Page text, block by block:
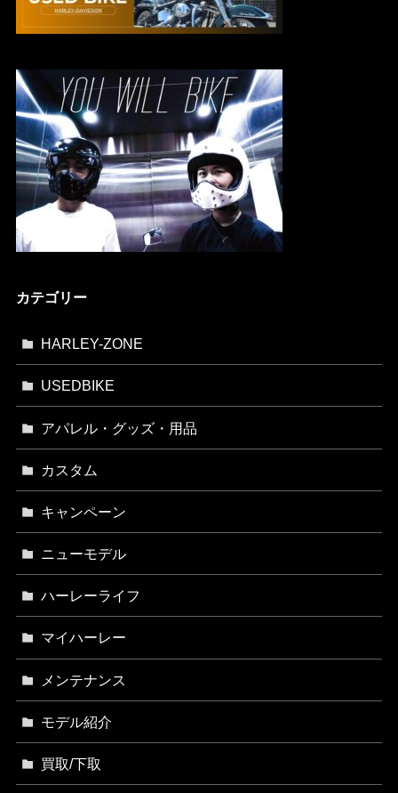
カテゴリー
HARLEY-ZONE
USEDBIKE
アパレル・グッズ・用品
カスタム
キャンペーン
ニューモデル
ハーレーライフ
マイハーレー
メンテナンス
モデル紹介
買取/下取